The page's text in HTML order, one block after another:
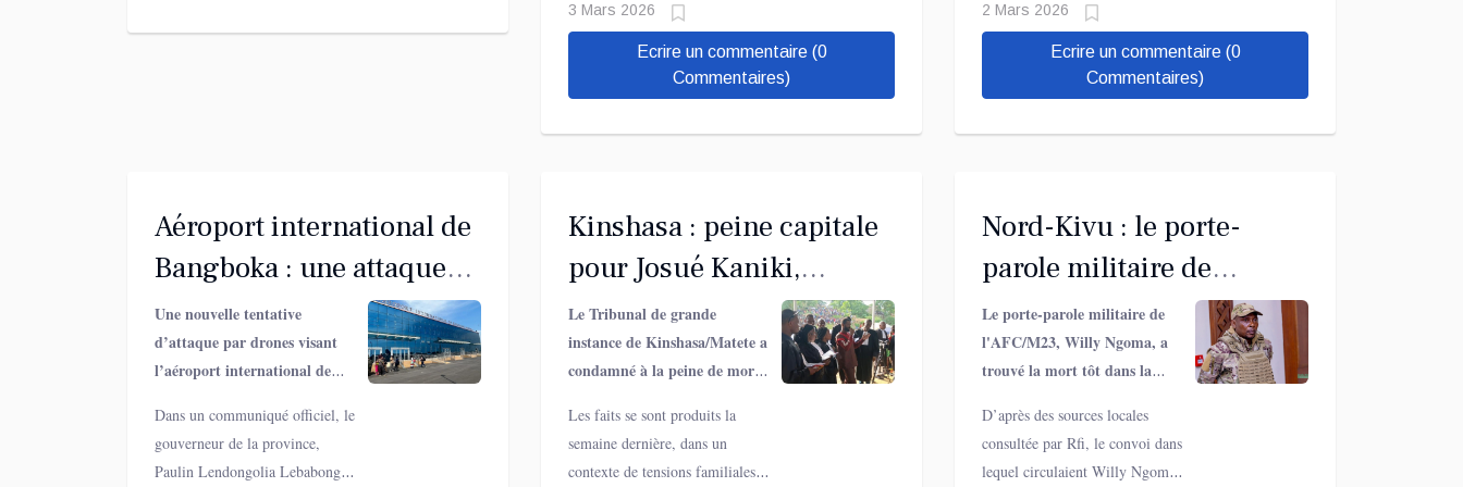
l'accord de Washington.
3 Mars 2026
Ecrire un commentaire (0
Commentaires)
2 Mars 2026
Ecrire un commentaire (0
Commentaires)
Aéroport international de
Bangboka : une attaque
de drones déjouée, les
autorités pointent Kigali
et l’AFC/M23
Une nouvelle tentative
d’attaque par drones visant
l’aéroport international de
ce dimanche, selon les
autorités provinciales de la
Dans un communiqué officiel, le
gouverneur de la province,
Paulin Lendongolia Lebabonga,
Kinshasa : peine capitale
pour Josué Kaniki,
reconnu coupable du
meurtre de sa mère
Le Tribunal de grande
instance de Kinshasa/Matete a
condamné à la peine de mort
poursuivi pour le meurtre de
sa mère dans la commune de
Les faits se sont produits la
semaine dernière, dans un
contexte de tensions familiales.
Nord-Kivu : le porte-
parole militaire de
l’AFC/M23, Willy Ngoma,
tué à Masisi
Le porte-parole militaire de
l'AFC/M23, Willy Ngoma, a
trouvé la mort tôt dans la
aux alentours de Rubaya, dans
le territoire de Masisi (Nord-
D’après des sources locales
consultée par Rfi, le convoi dans
lequel circulaient Willy Ngoma